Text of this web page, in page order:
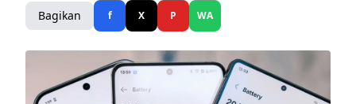
Bagikan f X P WA